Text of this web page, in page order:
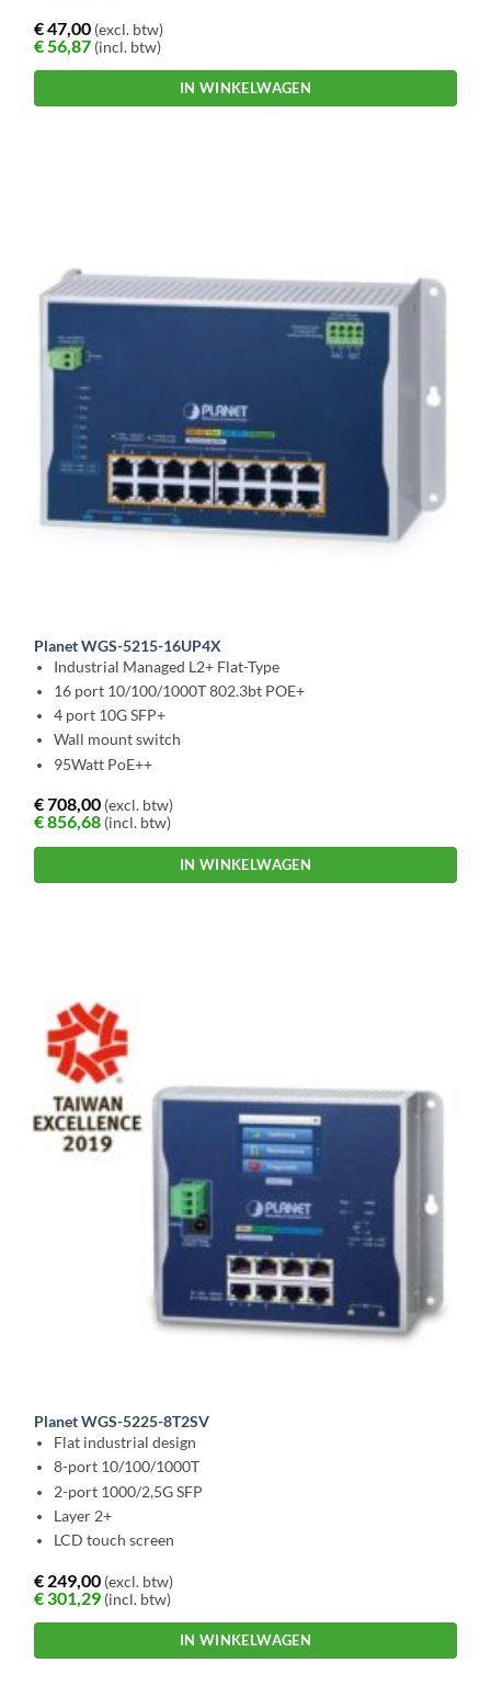
€47,00 (excl. btw)
€56,87 (incl. btw)
IN WINKELWAGEN
Planet WGS-5215-16UP4X
Industrial Managed L2+ Flat-Type
16 port 10/100/1000T 802.3bt POE+
4 port 10G SFP+
Wall mount switch
95Watt PoE++
€708,00 (excl. btw)
€856,68 (incl. btw)
IN WINKELWAGEN
Planet WGS-5225-8T2SV
Flat industrial design
8-port 10/100/1000T
2-port 1000/2,5G SFP
Layer 2+
LCD touch screen
€ 249,00 (excl. btw)
€301,29 (incl. btw)
IN WINKELWAGEN